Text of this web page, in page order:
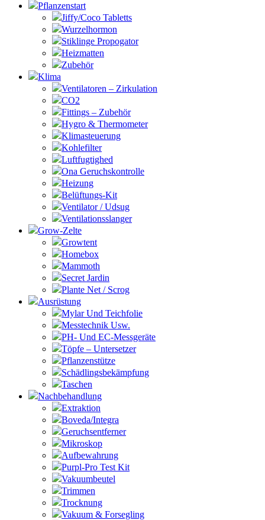
Pflanzenstart
Jiffy/Coco Tabletts
Wurzelhormon
Stiklinge Propogator
Heizmatten
Zubehör
Klima
Ventilatoren – Zirkulation
CO2
Fittings – Zubehör
Hygro & Thermometer
Klimasteuerung
Kohlefilter
Luftfugtighed
Ona Geruchskontrolle
Heizung
Belüftungs-Kit
Ventilator / Udsug
Ventilationsslanger
Grow-Zelte
Growtent
Homebox
Mammoth
Secret Jardin
Plante Net / Scrog
Ausrüstung
Mylar Und Teichfolie
Messtechnik Usw.
PH- Und EC-Messgeräte
Töpfe – Untersetzer
Pflanzenstütze
Schädlingsbekämpfung
Taschen
Nachbehandlung
Extraktion
Boveda/Integra
Geruchsentferner
Mikroskop
Aufbewahrung
Purpl-Pro Test Kit
Vakuumbeutel
Trimmen
Trocknung
Vakuum & Forsegling